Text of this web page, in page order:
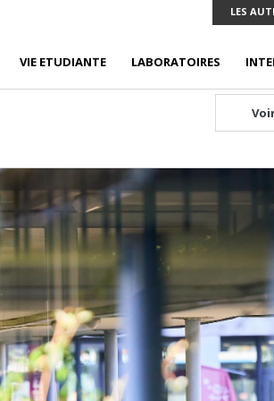
LES
VIE ETUDIANTE LABORATOIRES